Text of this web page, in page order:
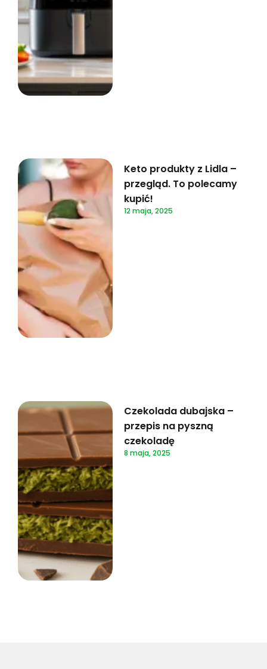
Keto produkty z Lidla –
przegląd. To polecamy
kupić!
12 maja, 2025
Czekolada dubajska –
przepis na pyszną
czekoladę
8 maja, 2025